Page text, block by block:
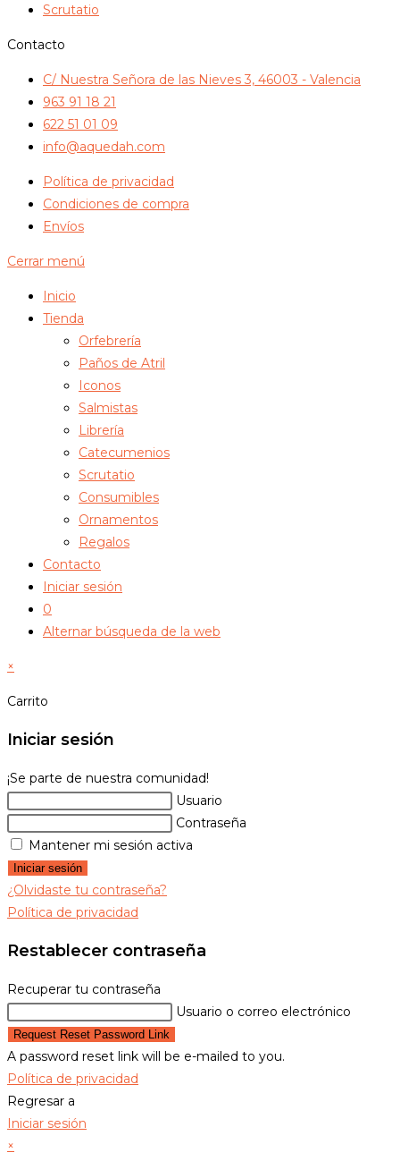
Scrutatio
Contacto
C/ Nuestra Señora de las Nieves 3, 46003 - Valencia
963 91 18 21
622 51 01 09
info@aquedah.com
Política de privacidad
Condiciones de compra
Envíos
Cerrar menú
Inicio
Tienda
Orfebrería
Paños de Atril
Iconos
Salmistas
Librería
Catecumenios
Scrutatio
Consumibles
Ornamentos
Regalos
Contacto
Iniciar sesión
0
Alternar búsqueda de la web
×
Carrito
Iniciar sesión
¡Se parte de nuestra comunidad!
Usuario
Contraseña
Mantener mi sesión activa
Iniciar sesión
¿Olvidaste tu contraseña?
Política de privacidad
Restablecer contraseña
Recuperar tu contraseña
Usuario o correo electrónico
Request Reset Password Link
A password reset link will be e-mailed to you.
Política de privacidad
Regresar a
Iniciar sesión
×